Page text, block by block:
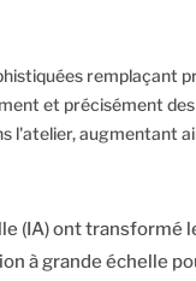
remplaçant
et précisément
l'atelier, augmentant
ont transformé
à grande échelle